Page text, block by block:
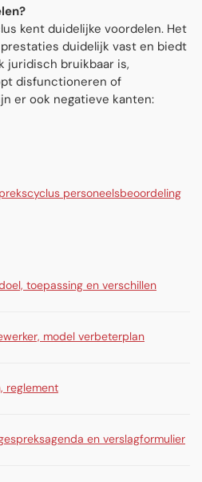
kent duidelijke voordelen. Het
duidelijk vast en biedt
juridisch bruikbaar is,
disfunctioneren of
er ook negatieve kanten:
personeelsbeoordeling
toepassing en verschillen
model verbeterplan
reglement
en verslagformulier